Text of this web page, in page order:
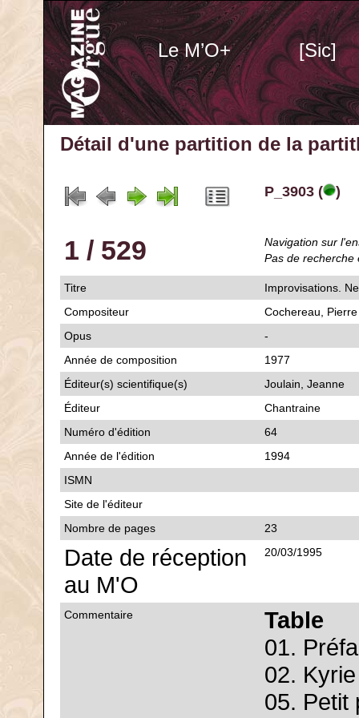
Le M’O+ [Sic]
Détail d'une partition de la
P_3903 ( )
1 / 529
Navigation sur
Pas de recherche
Titre
Improvisations.
Compositeur
Cochereau, Pierre
Opus
-
Année de composition
1977
Éditeur(s) scientifique(s)
Joulain, Jeanne
Éditeur
Chantraine
Numéro d'édition
64
Année de l'édition
1994
ISMN
Site de l'éditeur
Nombre de pages
23
Date de réception
au M'O
20/03/1995
Commentaire
Table
01.
02. Kyrie
05. Petit